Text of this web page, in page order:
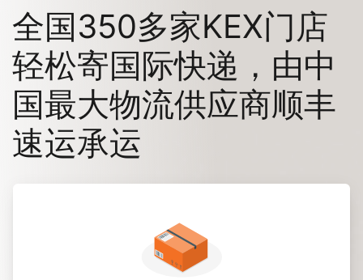
全国350多家KEX门店
轻松寄国际快递，由中
国最大物流供应商顺丰
速运承运